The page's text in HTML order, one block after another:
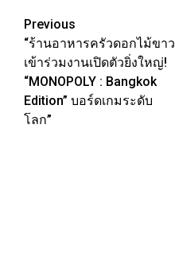
Post
navigation
Previous
“ร้านอาหารครัวดอกไม้ขาว
เข้าร่วมงานเปิดตัวยิ่งใหญ่!
“MONOPOLY : Bangkok
Edition” บอร์ดเกมระดับ
โลก”